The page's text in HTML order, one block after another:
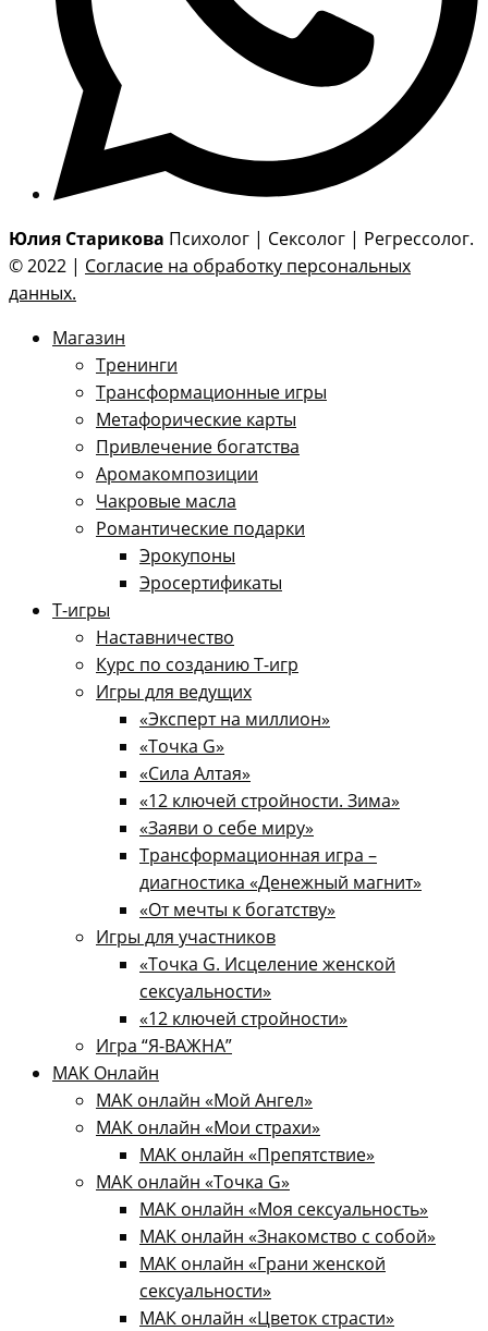
Юлия Старикова Психолог | Сексолог | Регрессолог.
© 2022 | Согласие на обработку персональных
данных.
Магазин
Тренинги
Трансформационные игры
Метафорические карты
Привлечение богатства
Аромакомпозиции
Чакровые масла
Романтические подарки
Эрокупоны
Эросертификаты
Т-игры
Наставничество
Курс по созданию Т-игр
Игры для ведущих
«Эксперт на миллион»
«Точка G»
«Сила Алтая»
«12 ключей стройности. Зима»
«Заяви о себе миру»
Трансформационная игра –
диагностика «Денежный магнит»
«От мечты к богатству»
Игры для участников
«Точка G. Исцеление женской
сексуальности»
«12 ключей стройности»​
Игра “Я-ВАЖНА”
МАК Онлайн
МАК онлайн «Мой Ангел»
МАК онлайн «Мои страхи»
МАК онлайн «Препятствие»
МАК онлайн «Точка G»
МАК онлайн «Моя сексуальность»
МАК онлайн «Знакомство с собой»
МАК онлайн «Грани женской
сексуальности»
МАК онлайн «Цветок страсти»